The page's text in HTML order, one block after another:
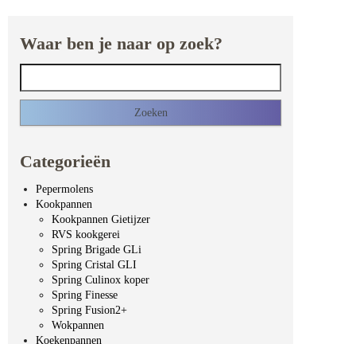
Waar ben je naar op zoek?
Categorieën
Pepermolens
Kookpannen
Kookpannen Gietijzer
RVS kookgerei
Spring Brigade GLi
Spring Cristal GLI
Spring Culinox koper
Spring Finesse
Spring Fusion2+
Wokpannen
Koekenpannen